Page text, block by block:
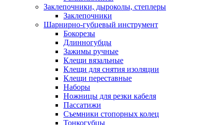
Заклепочники, дыроколы, степлеры
Заклепочники
Шарнирно-губцевый инструмент
Бокорезы
Длинногубцы
Зажимы ручные
Клещи вязальные
Клещи для снятия изоляции
Клещи переставные
Наборы
Ножницы для резки кабеля
Пассатижи
Съемники стопорных колец
Тонкогубцы